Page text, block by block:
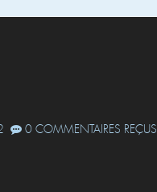
0 COMMENTAIRES REÇUS